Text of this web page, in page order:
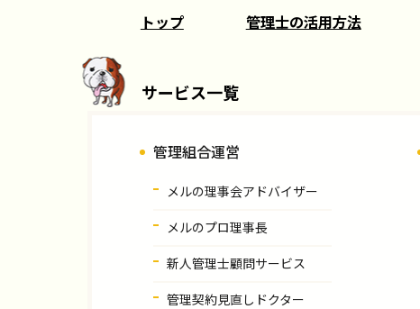
トップ 管理士の活用方法
サービス一覧
管理組合運営
メルの理事会アドバイザー
メルのプロ理事長
新人管理士顧問サービス
管理契約見直しドクター